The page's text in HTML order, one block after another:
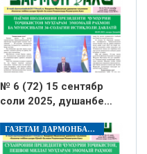
№ 6 (72) 15 сентябр
соли 2025, душанбе…
ГАЗЕТАИ ДАРМОНБАХШ